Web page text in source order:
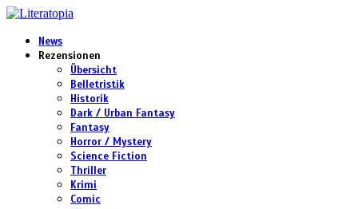
News
Rezensionen
Übersicht
Belletristik
Historik
Dark / Urban Fantasy
Fantasy
Horror / Mystery
Science Fiction
Thriller
Krimi
Comic